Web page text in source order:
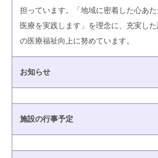
担っています。「地域に密着した心あ
医療を実践します」を理念に、充実し
の医療福祉向上に努めています。
お知らせ
施設の行事予定